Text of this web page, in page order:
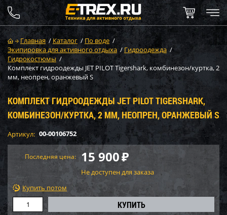
Главная / Каталог / По воде /
Экипировка для активного отдыха / Гидроодежда /
Гидрокостюмы /
Комплект гидроодежды JET PILOT Tigershark, комбинезон/куртка, 2
мм, неопрен, оранжевый S
КОМПЛЕКТ ГИДРООДЕЖДЫ JET PILOT TIGERSHARK,
КОМБИНЕЗОН/КУРТКА, 2 ММ, НЕОПРЕН, ОРАНЖЕВЫЙ S
Артикул: 00-00106752
Последняя цена: 15 900₽
Не доступен для заказа
Купить потом